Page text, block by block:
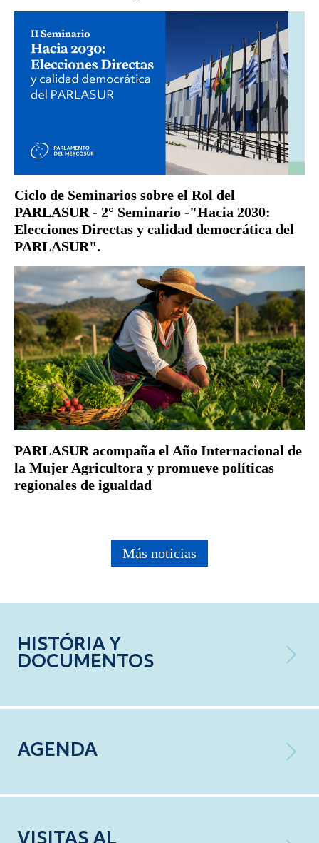
Ciclo de Seminarios sobre el Rol del
PARLASUR - 2° Seminario -"Hacia 2030:
Elecciones Directas y calidad democrática del
PARLASUR".
PARLASUR acompaña el Año Internacional de
la Mujer Agricultora y promueve políticas
regionales de igualdad
Más noticias
HISTÓRIA Y
DOCUMENTOS
AGENDA